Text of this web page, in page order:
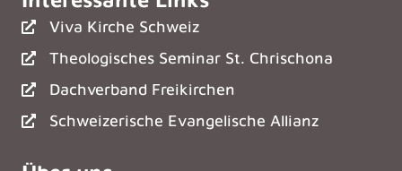
Viva Kirche Schweiz
Theologisches Seminar St. Chrischona
Dachverband Freikirchen
Schweizerische Evangelische Allianz